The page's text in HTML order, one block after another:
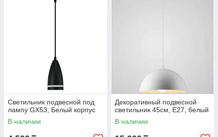
Светильник подвесной под
лампу GX53, Белый корпус
В наличии
Декоративный подвесной
светильник 45см, E27, белый
В наличии